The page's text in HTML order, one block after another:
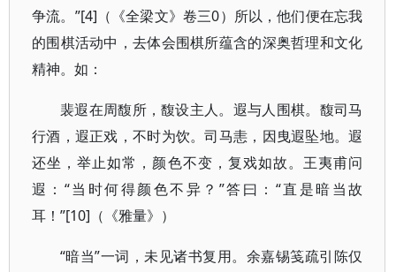
争流。”[4]（《全梁文》卷三0）所以，他们便在忘我
的围棋活动中，去体会围棋所蕴含的深奥哲理和文化
精神。如：
裴遐在周馥所，馥设主人。遐与人围棋。馥司马
行酒，遐正戏，不时为饮。司马恚，因曳遐坠地。遐
还坐，举止如常，颜色不变，复戏如故。王夷甫问
遐：“当时何得颜色不异？”答曰：“直是暗当故
耳！”[10]（《雅量》）
“暗当”一词，未见诸书复用。余嘉锡笺疏引陈仅